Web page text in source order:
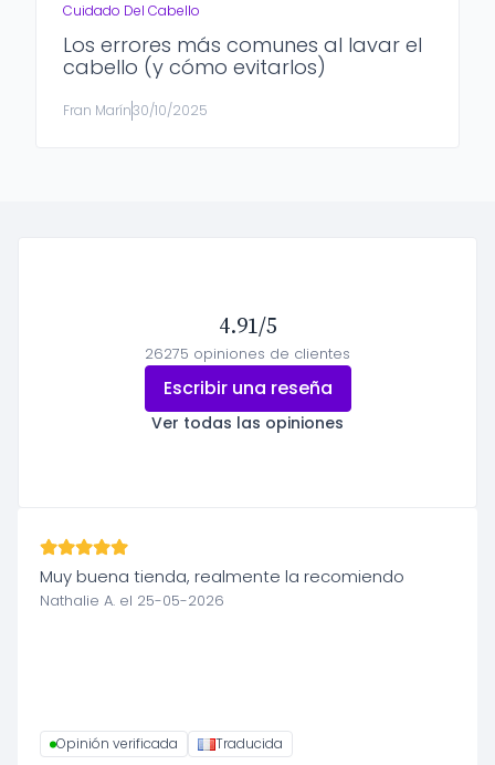
Cuidado Del Cabello
Los errores más comunes al lavar el
cabello (y cómo evitarlos)
Fran Marín30/10/2025
4.91/5
26275 opiniones de clientes
Escribir una reseña
Ver todas las opiniones
Muy buena tienda, realmente la recomiendo
Nathalie A. el 25-05-2026
Opinión verificada Traducida